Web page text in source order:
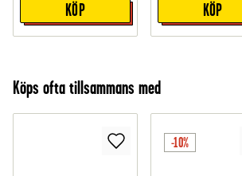
KÖP KÖP
Köps ofta tillsammans med
-10%